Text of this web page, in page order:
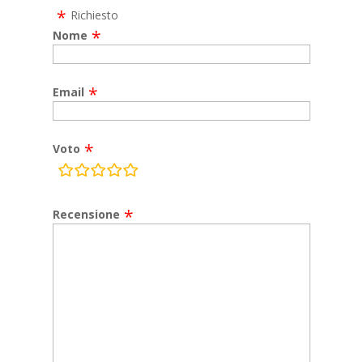
Richiesto
Nome
Email
Voto
rating
Recensione